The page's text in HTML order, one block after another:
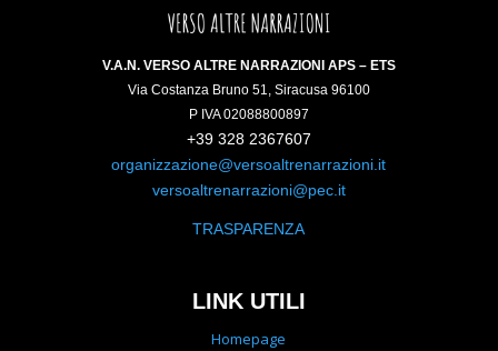
V.A.N. VERSO ALTRE NARRAZIONI APS – ETS
Via Costanza Bruno 51, Siracusa 96100
P IVA 02088800897
+39 328 2367607
organizzazione@versoaltrenarrazioni.it
versoaltrenarrazioni@pec.it
TRASPARENZA
LINK UTILI
Homepage